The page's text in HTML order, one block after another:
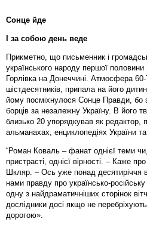
Сонце йде
І за собою день веде
Прикметно, що письменник і
українського народу першої
Горлівка на Донеччині. Атмосфера
шістдесятників, припала на його
йому посміхнулося Сонце Правди, бо
борців за незалежну Україну. В його
близько 20 упорядкував як редактор,
альманахах, енциклопедіях України та
“Роман Коваль – фанат однієї теми
пристрасті, однієї вірності. – Каже
Шкляр. – Ось уже понад десятиріччя
нами правду про українсько-
одну з найдраматичніших сторінок
дослідники досі якщо не
дорогою».